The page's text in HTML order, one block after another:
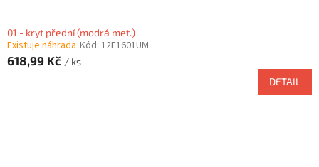
01 - kryt přední (modrá met.)
Existuje náhrada Kód: 12F1601UM
618,99 Kč / ks
DETAIL